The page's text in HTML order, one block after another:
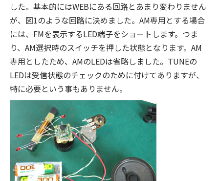
した。基本的にはWEBにある回路とあまり変わりません
が、図1のような回路に決めました。AM専用とする場合
には、FMを表示するLED端子をショートします。つま
り、AM選択時のスイッチを押した状態となります。AM
専用としたため、AMのLEDは省略しました。TUNEの
LEDは受信状態のチェックのために付けてありますが、
特に必要という事もありません。